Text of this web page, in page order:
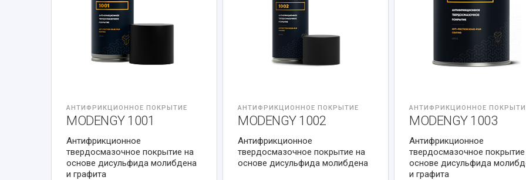
АНТИФРИКЦИОННОЕ ПОКРЫТИЕ
MODENGY 1001
Антифрикционное
твердосмазочное покрытие на
основе дисульфида молибдена
и графита
АНТИФРИКЦИОННОЕ ПОКРЫТИЕ
MODENGY 1002
Антифрикционное
твердосмазочное покрытие на
основе дисульфида молибдена
АНТИФРИКЦИОННОЕ
MODENGY 1003
Антифрикционное
твердосмазочное
основе дисульфида
и графита